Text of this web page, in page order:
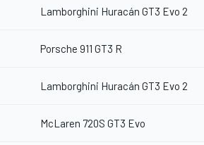
Lamborghini Huracán GT3 Evo 2
Porsche 911 GT3 R
Lamborghini Huracán GT3 Evo 2
McLaren 720S GT3 Evo